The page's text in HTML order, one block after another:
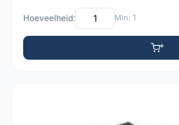
Hoeveelheid: Min: 1